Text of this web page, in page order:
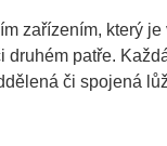
zařízením, který
patře.
či spojená